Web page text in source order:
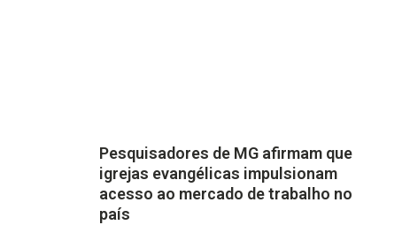
Pesquisadores de MG afirmam que
igrejas evangélicas impulsionam
acesso ao mercado de trabalho no
país